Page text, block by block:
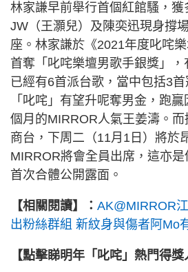
林家謙早前舉行首個紅館騷，獲
JW（王灝兒）及陳奕迅現身撐
座。林家謙於《2021年度叱咤樂
首奪「叱咤樂壇男歌手銀獎」
已經有6首派台歌，當中包括3
「叱咤」有望升呢奪男金，跑
個月的MIRROR人氣王姜濤。
商台，下周二（11月1日）將於
MIRROR將會全員出席，這亦是
首次合體公開露面。
【相關閱讀】： AK@MIRROR
出粉絲群組 新紋身與傷者阿Mo
【點擊睇明年「叱咤」熱門得獎